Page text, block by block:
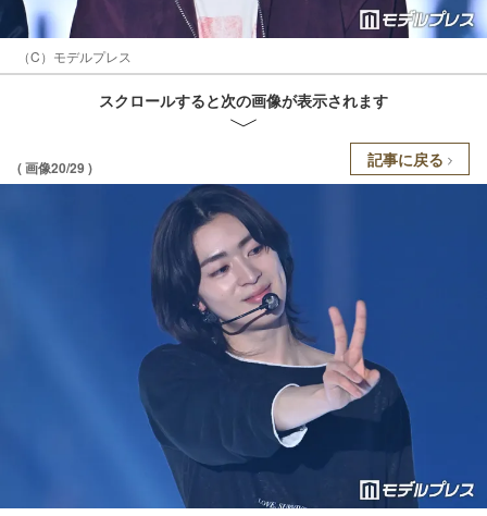
（C）モデルプレス
スクロールすると次の画像が表示されます
( 画像20/29 ) 記事に戻る